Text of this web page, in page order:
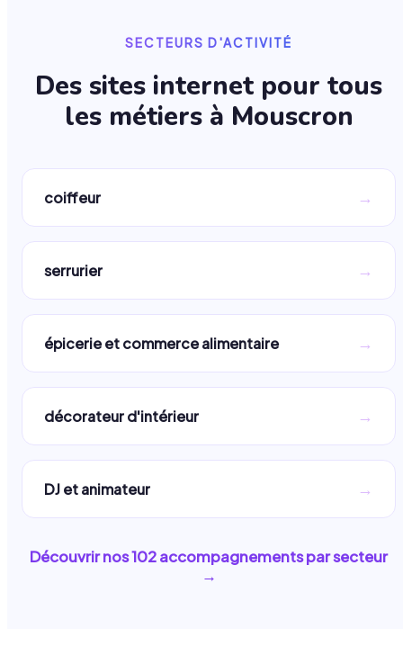
SECTEURS D'ACTIVITÉ
Des sites internet pour tous
les métiers à Mouscron
coiffeur →
serrurier →
épicerie et commerce alimentaire →
décorateur d'intérieur →
DJ et animateur →
Découvrir nos102accompagnements par secteur
→